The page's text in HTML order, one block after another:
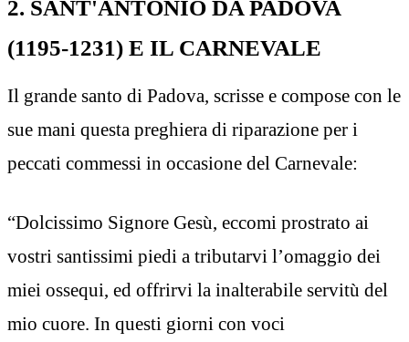
2. SANT'ANTONIO DA PADOVA
(1195-1231) E IL CARNEVALE
Il grande santo di Padova, scrisse e compose con le
sue mani questa preghiera di riparazione per i
peccati commessi in occasione del Carnevale:
“Dolcissimo Signore Gesù, eccomi prostrato ai
vostri santissimi piedi a tributarvi l’omaggio dei
miei ossequi, ed offrirvi la inalterabile servitù del
mio cuore. In questi giorni con voci